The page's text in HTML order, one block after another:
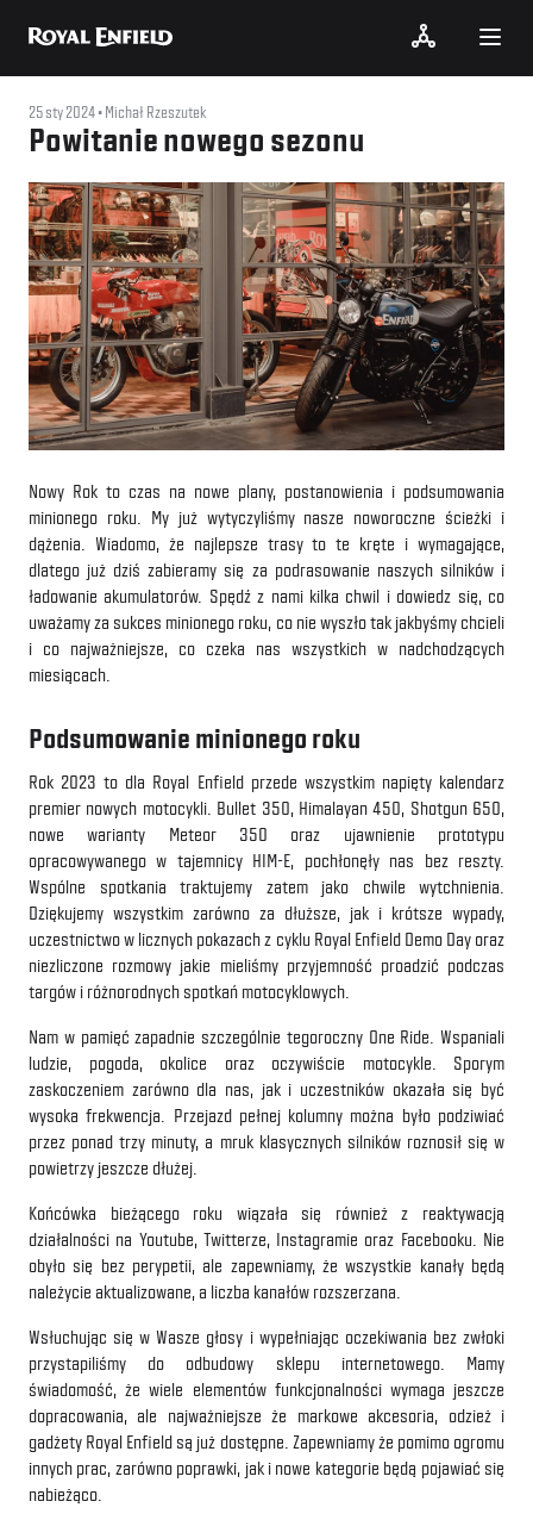
25 sty 2024 Michał Rzeszutek
Powitanie nowego sezonu
Nowy Rok to czas na nowe plany, postanowienia i podsumowania
minionego roku. My już wytyczyliśmy nasze noworoczne ścieżki i
dążenia. Wiadomo, że najlepsze trasy to te kręte i wymagające,
dlatego już dziś zabieramy się za podrasowanie naszych silników i
ładowanie akumulatorów. Spędź z nami kilka chwil i dowiedz się, co
uważamy za sukces minionego roku, co nie wyszło tak jakbyśmy chcieli
i co najważniejsze, co czeka nas wszystkich w nadchodzących
miesiącach.
Podsumowanie minionego roku
Rok 2023 to dla Royal Enfield przede wszystkim napięty kalendarz
premier nowych motocykli. Bullet 350, Himalayan 450, Shotgun 650,
nowe warianty Meteor 350 oraz ujawnienie prototypu
opracowywanego w tajemnicy HIM-E, pochłonęły nas bez reszty.
Wspólne spotkania traktujemy zatem jako chwile wytchnienia.
Dziękujemy wszystkim zarówno za dłuższe, jak i krótsze wypady,
uczestnictwo w licznych pokazach z cyklu Royal Enfield Demo Day oraz
niezliczone rozmowy jakie mieliśmy przyjemność proadzić podczas
targów i różnorodnych spotkań motocyklowych.
Nam w pamięć zapadnie szczególnie tegoroczny One Ride. Wspaniali
ludzie, pogoda, okolice oraz oczywiście motocykle. Sporym
zaskoczeniem zarówno dla nas, jak i uczestników okazała się być
wysoka frekwencja. Przejazd pełnej kolumny można było podziwiać
przez ponad trzy minuty, a mruk klasycznych silników roznosił się w
powietrzy jeszcze dłużej.
Końcówka bieżącego roku wiązała się również z reaktywacją
działalności na Youtube, Twitterze, Instagramie oraz Facebooku. Nie
obyło się bez perypetii, ale zapewniamy, że wszystkie kanały będą
należycie aktualizowane, a liczba kanałów rozszerzana.
Wsłuchując się w Wasze głosy i wypełniając oczekiwania bez zwłoki
przystapiliśmy do odbudowy sklepu internetowego. Mamy
świadomość, że wiele elementów funkcjonalności wymaga jeszcze
dopracowania, ale najważniejsze że markowe akcesoria, odzież i
gadżety Royal Enfield są już dostępne. Zapewniamy że pomimo ogromu
innych prac, zarówno poprawki, jak i nowe kategorie będą pojawiać się
nabieżąco.